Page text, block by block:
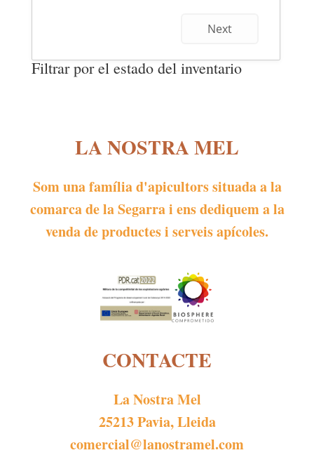
Next
Filtrar por el estado del inventario
LA NOSTRA MEL
Som una família d'apicultors situada a la
comarca de la Segarra i ens dediquem a la
venda de productes i serveis apícoles.
CONTACTE
La Nostra Mel
25213 Pavia, Lleida
comercial@lanostramel.com